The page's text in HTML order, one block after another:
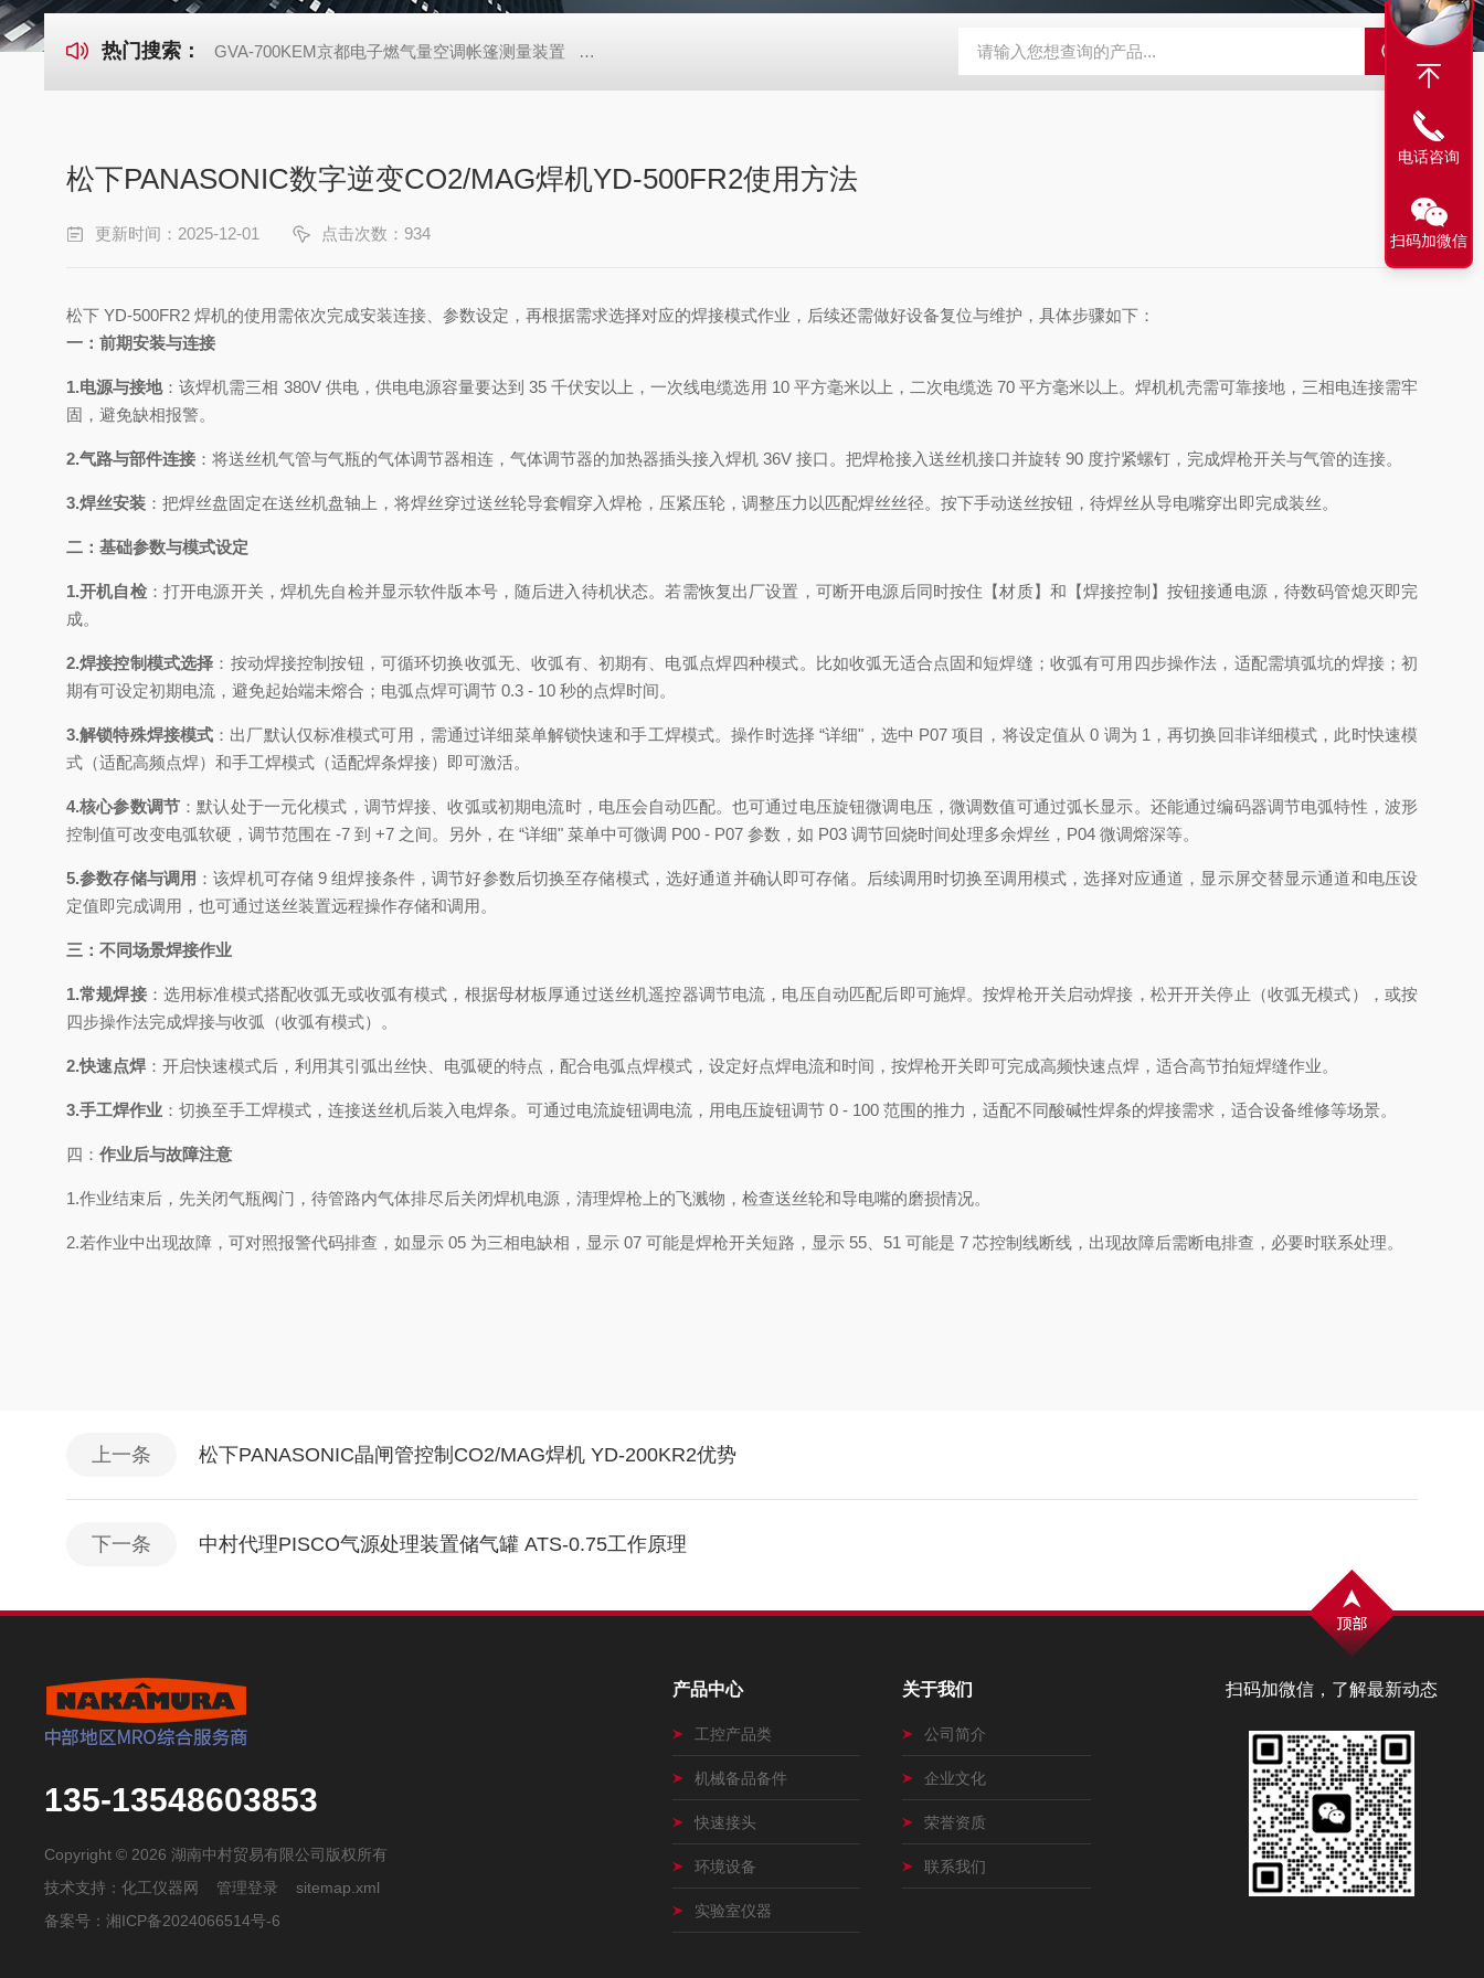
热门搜索： GVA-700KEM京都电子燃气量空调帐篷测量装置 MD-Win日本：KEM京都电子汞测量和控制软件 GVA-710KEM京都电子燃气量空调帐篷测量仪 E3Z-BOMRON放大器
松下PANASONIC数字逆变CO2/MAG焊机YD-500FR2使用方法
更新时间：2025-12-01 点击次数：934
松下 YD-500FR2 焊机的使用需依次完成安装连接、参数设定，再根据需求选择对应的焊接模式作业，后续还需做好设备复位与维护，具体步骤如下：
一：前期安装与连接
1.电源与接地：该焊机需三相 380V 供电，供电电源容量要达到 35 千伏安以上，一次线电缆选用 10 平方毫米以上，二次电缆选 70 平方毫米以上。焊机机壳需可靠接地，三相电连接需牢
固，避免缺相报警。
2.气路与部件连接 ：将送丝机气管与气瓶的气体调节器相连，气体调节器的加热器插头接入焊机 36V 接口。把焊枪接入送丝机接口并旋转 90 度拧紧螺钉，完成焊枪开关与气管的连接。
3.焊丝安装 ：把焊丝盘固定在送丝机盘轴上，将焊丝穿过送丝轮导套帽穿入焊枪，压紧压轮，调整压力以匹配焊丝丝径。按下手动送丝按钮，待焊丝从导电嘴穿出即完成装丝。
二：基础参数与模式设定
1.开机自检：打开电源开关，焊机先自检并显示软件版本号，随后进入待机状态。若需恢复出厂设置，可断开电源后同时按住【材质】和【焊接控制】按钮接通电源，待数码管熄灭即完
成。
2.焊接控制模式选择 ：按动焊接控制按钮，可循环切换收弧无、收弧有、初期有、电弧点焊四种模式。比如收弧无适合点固和短焊缝；收弧有可用四步操作法，适配需填弧坑的焊接；初
期有可设定初期电流，避免起始端未熔合；电弧点焊可调节 0.3 - 10 秒的点焊时间。
3.解锁特殊焊接模式 ：出厂默认仅标准模式可用，需通过详细菜单解锁快速和手工焊模式。操作时选择 “详细"，选中 P07 项目，将设定值从 0 调为 1，再切换回非详细模式，此时快速模
式（适配高频点焊）和手工焊模式（适配焊条焊接）即可激活。
4.核心参数调节 ：默认处于一元化模式，调节焊接、收弧或初期电流时，电压会自动匹配。也可通过电压旋钮微调电压，微调数值可通过弧长显示。还能通过编码器调节电弧特性，波形
控制值可改变电弧软硬，调节范围在 -7 到 +7 之间。另外，在 “详细" 菜单中可微调 P00 - P07 参数，如 P03 调节回烧时间处理多余焊丝，P04 微调熔深等。
5.参数存储与调用 ：该焊机可存储 9 组焊接条件，调节好参数后切换至存储模式，选好通道并确认即可存储。后续调用时切换至调用模式，选择对应通道，显示屏交替显示通道和电压设
定值即完成调用，也可通过送丝装置远程操作存储和调用。
三：不同场景焊接作业
1.常规焊接：选用标准模式搭配收弧无或收弧有模式，根据母材板厚通过送丝机遥控器调节电流，电压自动匹配后即可施焊。按焊枪开关启动焊接，松开开关停止（收弧无模式），或按
四步操作法完成焊接与收弧（收弧有模式）。
2.快速点焊 ：开启快速模式后，利用其引弧出丝快、电弧硬的特点，配合电弧点焊模式，设定好点焊电流和时间，按焊枪开关即可完成高频快速点焊，适合高节拍短焊缝作业。
3.手工焊作业 ：切换至手工焊模式，连接送丝机后装入电焊条。可通过电流旋钮调电流，用电压旋钮调节 0 - 100 范围的推力，适配不同酸碱性焊条的焊接需求，适合设备维修等场景。
四： 作业后与故障注意
1.作业结束后，先关闭气瓶阀门，待管路内气体排尽后关闭焊机电源，清理焊枪上的飞溅物，检查送丝轮和导电嘴的磨损情况。
2.若作业中出现故障，可对照报警代码排查，如显示 05 为三相电缺相，显示 07 可能是焊枪开关短路，显示 55、51 可能是 7 芯控制线断线，出现故障后需断电排查，必要时联系处理。
上一条 松下PANASONIC晶闸管控制CO2/MAG焊机 YD-200KR2优势
下一条 中村代理PISCO气源处理装置储气罐 ATS-0.75工作原理
扫码加微信，了解最新动态
135-13548603853
Copyright © 2026 湖南中村贸易有限公司版权所有
技术支持：化工仪器网 管理登录
sitemap.xml
备案号：湘ICP备2024066514号-6
产品中心
工控产品类
机械备品备件
快速接头
环境设备
实验室仪器
关于我们
公司简介
企业文化
荣誉资质
联系我们
电话咨询
扫码加微信